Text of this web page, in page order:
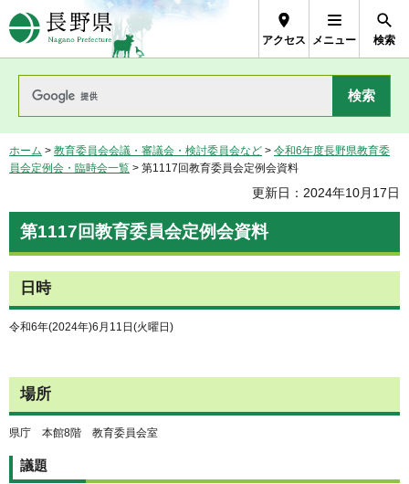
長野県Nagano Prefecture
アクセス メニュー 検索
ホーム > 教育委員会会議・審議会・検討委員会など > 令和6年度長野県教育委
員会定例会・臨時会一覧 > 第1117回教育委員会定例会資料
更新日：2024年10月17日
第1117回教育委員会定例会資料
日時
令和6年(2024年)6月11日(火曜日)
場所
県庁 本館8階 教育委員会室
議題